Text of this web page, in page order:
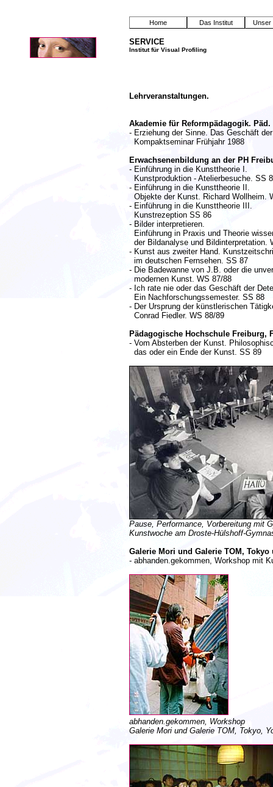
Home Das Institut Unser
SERVICE
Institut für Visual Profiling
Lehrveranstaltungen.
Akademie für Reformpädagogik.
- Erziehung der Sinne. Das Geschäft
Kompaktseminar Frühjahr 1988
Erwachsenenbildung an der PH
- Einführung in die Kunsttheorie I.
Kunstproduktion - Atelierbesuche. SS
- Einführung in die Kunsttheorie II.
Objekte der Kunst. Richard Wollheim.
- Einführung in die Kunsttheorie III.
Kunstrezeption SS 86
- Bilder interpretieren.
Einführung in Praxis und Theorie
der Bildanalyse und Bildinterpretation.
- Kunst aus zweiter Hand.
im deutschen Fernsehen. SS 87
- Die Badewanne von J.B. oder die
modernen Kunst. WS 87/88
- Ich rate nie oder das Geschäft der
Ein Nachforschungssemester. SS 88
- Der Ursprung der künstlerischen
Conrad Fiedler. WS 88/89
Pädagogische Hochschule Freiburg,
- Vom Absterben der Kunst.
das oder ein Ende der Kunst. SS 89
Pause, Performance, Vorbereitung mit
Kunstwoche am Droste-Hülshoff-
Galerie Mori und Galerie TOM, Tokyo
- abhanden.gekommen, Workshop mit
abhanden.gekommen, Workshop
Galerie Mori und Galerie TOM, Tokyo,